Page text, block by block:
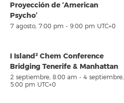
Proyección de ‘American
Psycho’
7 agosto, 7:00 pm - 9:00 pm UTC+0
I Island² Chem Conference
Bridging Tenerife & Manhattan
2 septiembre, 8:00 am - 4 septiembre,
5:00 pm UTC+0